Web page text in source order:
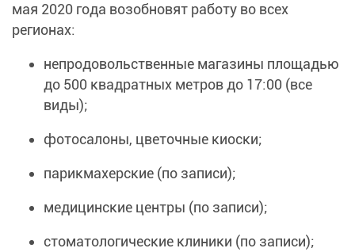
мая 2020 года возобновят работу во всех
регионах:
непродовольственные магазины площадью
до 500 квадратных метров до 17:00 (все
виды);
фотосалоны, цветочные киоски;
парикмахерские (по записи);
медицинские центры (по записи);
стоматологические клиники (по записи);